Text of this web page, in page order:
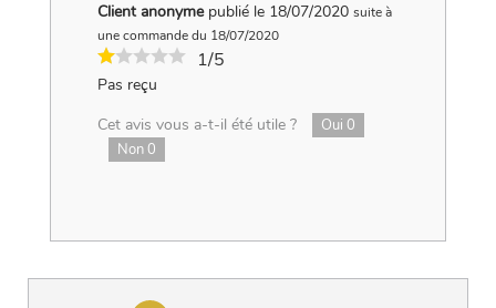
Client anonyme publié le 18/07/2020 suite à
une commande du 18/07/2020
1/5
Pas reçu
Cet avis vous a-t-il été utile ?
Oui 0
Non0